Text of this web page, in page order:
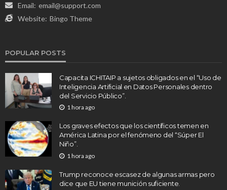
Email: email@support.com
Website: Bingo Theme
POPULAR POSTS
Capacita ICHITAIP a sujetos obligados en el “Uso de
Inteligencia Artificial en Datos Personales dentro
del Servicio Público”.
1 hora ago
Los graves efectos que los científicos temen en
América Latina por el fenómeno del “Súper El
Niño”.
1 hora ago
Trump reconoce escasez de algunas armas pero
dice que EU tiene munición suficiente.